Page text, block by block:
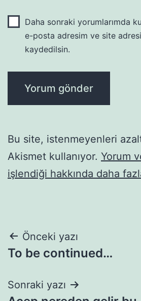
Daha sonraki yorumlarımda
e-posta adresim ve site
kaydedilsin.
Bu site, istenmeyenleri
Akismet kullanıyor. Yorum
işlendiği hakkında daha
Yazı
gezinmesi
Önceki yazı
To be continued…
Sonraki yazı